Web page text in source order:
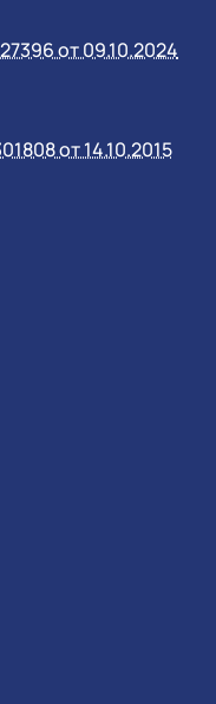
от 09.10.2024
от 14.10.2015